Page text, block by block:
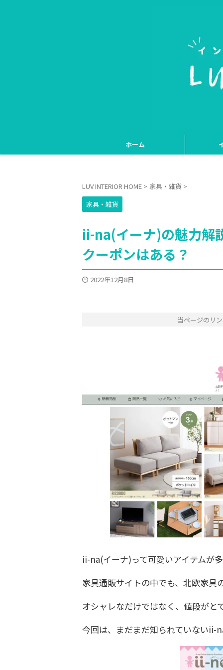
ホーム
LUV INTERIOR HOME > 家具・雑貨 >
家具・雑貨
ii-na(イーナ)の魅力解
クーポンはある？
2022年12月8日
当ページのリ
ii-na(イーナ)って可愛いアイテムが
家具通販サイトの中でも、北欧家
オシャレなだけではなく、値段がと
今回は、まだまだ知られていないii-